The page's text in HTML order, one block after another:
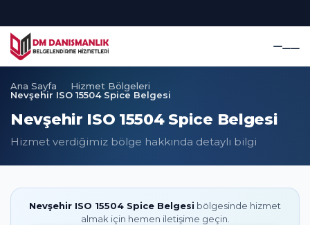
Ana Sayfa
Hizmet Bölgeleri
Nevşehir ISO 15504 Spice Belgesi
Nevşehir ISO 15504 Spice Belgesi
Hizmet verdiğimiz bölge hakkında detaylı bilgi
Nevşehir ISO 15504 Spice Belgesi bölgesinde hizmet
almak için hemen iletişime geçin.